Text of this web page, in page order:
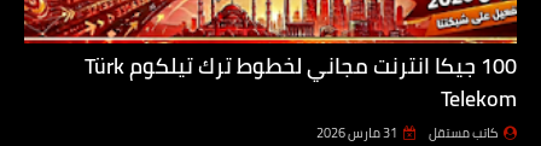
100 جيكا انترنت مجاني لخطوط ترك تيلكوم Türk
Telekom
كاتب مستقل 31 مارس 2026